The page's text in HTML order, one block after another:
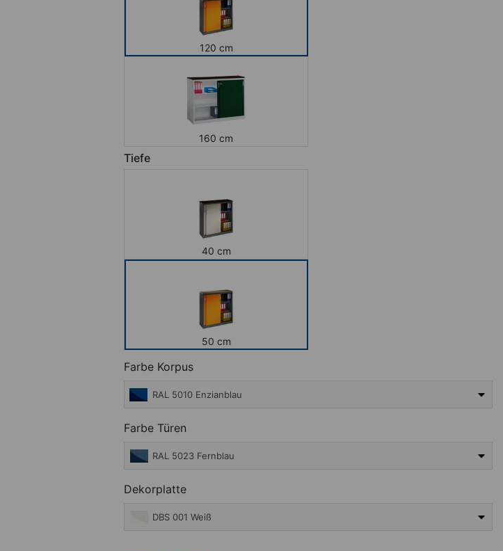
120 cm
160 cm
Tiefe
40 cm
50 cm
Farbe Korpus
RAL 5010 Enzianblau
Farbe Türen
RAL 5023 Fernblau
Dekorplatte
DBS 001 Weiß